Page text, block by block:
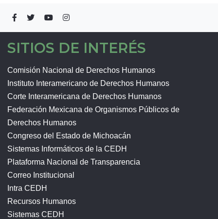
SITIOS DE INTERÉS
Comisión Nacional de Derechos Humanos
Instituto Interamericano de Derechos Humanos
Corte Interamericana de Derechos Humanos
Federación Mexicana de Organismos Públicos de
Derechos Humanos
Congreso del Estado de Michoacán
Sistemas Informáticos de la CEDH
Plataforma Nacional de Transparencia
Correo Institucional
Intra CEDH
Recursos Humanos
Sistemas CEDH